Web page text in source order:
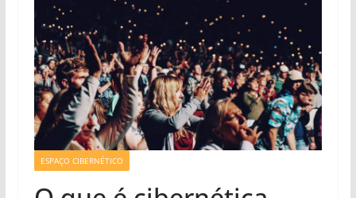
ESPAÇO CIBERNÉTICO